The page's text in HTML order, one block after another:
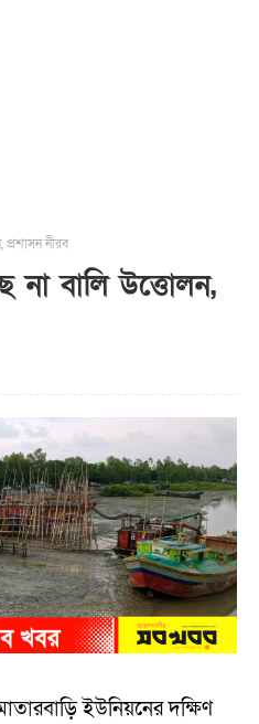
প্রশাসন নীরব
না বালি উত্তোলন,
ইউনিয়নের দক্ষিণ